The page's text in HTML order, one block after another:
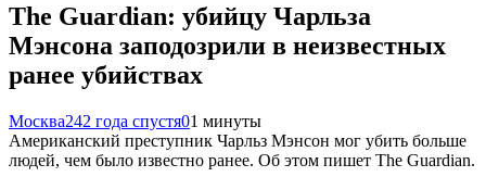
The Guardian: убийцу Чарльза
Мэнсона заподозрили в неизвестных
ранее убийствах
Москва242 года спустя01 минуты
Американский преступник Чарльз Мэнсон мог убить больше
людей, чем было известно ранее. Об этом пишет The Guardian.